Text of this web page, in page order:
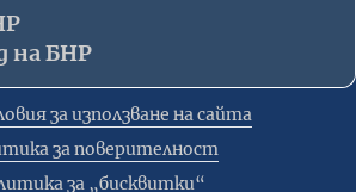
на БНР
за използване на сайта
за поверителност
за „бисквитки“